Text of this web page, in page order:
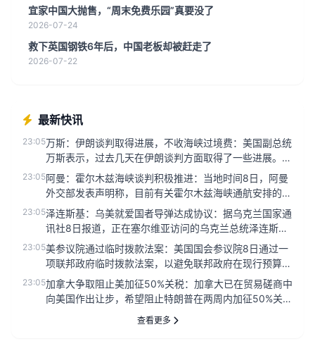
宜家中国大抛售，“周末免费乐园”真要没了
2026-07-24
救下英国钢铁6年后，中国老板却被赶走了
2026-07-22
最新快讯
23:05万斯：伊朗谈判取得进展，不收海峡过境费：美国副总统
万斯表示，过去几天在伊朗谈判方面取得了一些进展。主
要关注霍尔木兹海峡石...
23:05阿曼：霍尔木兹海峡谈判积极推进：当地时间8日，阿曼
外交部发表声明称，目前有关霍尔木兹海峡通航安排的谈
判正在积极、建设性的...
23:05泽连斯基：乌美就爱国者导弹达成协议：据乌克兰国家通
讯社8日报道，正在塞尔维亚访问的乌克兰总统泽连斯基
当天在与塞尔维亚总统...
23:05美参议院通过临时拨款法案：美国国会参议院8日通过一
项联邦政府临时拨款法案，以避免联邦政府在现行预算到
期后‘停摆’。美国参...
23:05加拿大争取阻止美加征50%关税：加拿大已在贸易磋商中
向美国作出让步，希望阻止特朗普在两周内加征50%关税
查看更多